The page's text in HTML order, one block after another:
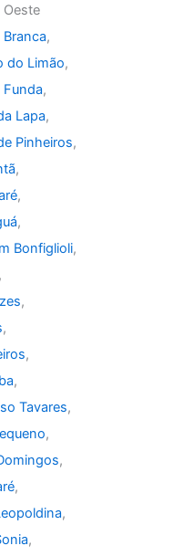
Branca,
do Limão,
Funda,
Lapa,
Pinheiros,
,
,
,
Bonfiglioli,
,
,
,
,
,
Tavares,
,
,
,
,
,